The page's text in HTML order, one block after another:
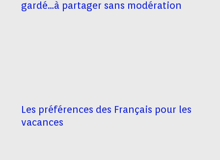
gardé…à partager sans modération
Les préférences des Français pour les
vacances